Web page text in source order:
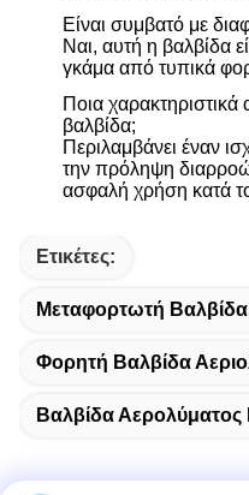
Είναι συμβατό με
Ναι, αυτή η βαλβίδα
γκάμα από τυπικά
Ποια χαρακτηριστικά
βαλβίδα;
Περιλαμβάνει έναν
την πρόληψη
ασφαλή χρήση κατά
Ετικέτες:
Μεταφορτωτή
Φορητή Βαλβίδα
Βαλβίδα